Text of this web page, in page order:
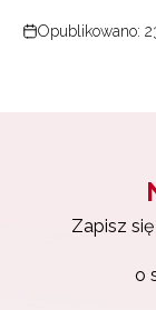
Opublikowano:
Zapisz
o